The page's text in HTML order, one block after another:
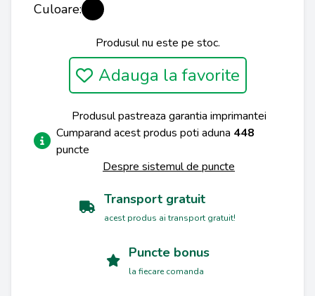
Culoare:
Produsul nu este pe stoc.
Adauga la favorite
Produsul pastreaza garantia imprimantei
Cumparand acest produs poti aduna 448
puncte
Despre sistemul de puncte
Transport gratuit
acest produs ai transport gratuit!
Puncte bonus
la fiecare comanda